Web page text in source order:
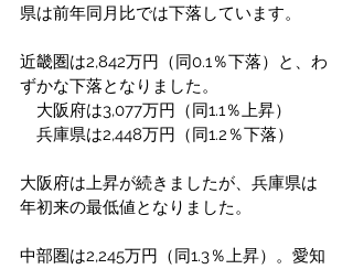
県は前年同月比では下落しています。
近畿圏は2,842万円（同0.1％下落）と、わ
ずかな下落となりました。
大阪府は3,077万円（同1.1％上昇）
兵庫県は2,448万円（同1.2％下落）
大阪府は上昇が続きましたが、兵庫県は
年初来の最低値となりました。
中部圏は2,245万円（同1.3％上昇）。愛知